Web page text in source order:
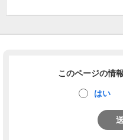
このページの情
はい